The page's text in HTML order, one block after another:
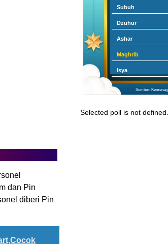
dan Pin
diberi Pin
Subuh
Dzuhur
Ashar
Maghrib
Isya
Sumber: Kemenag
Selected poll is not defined.